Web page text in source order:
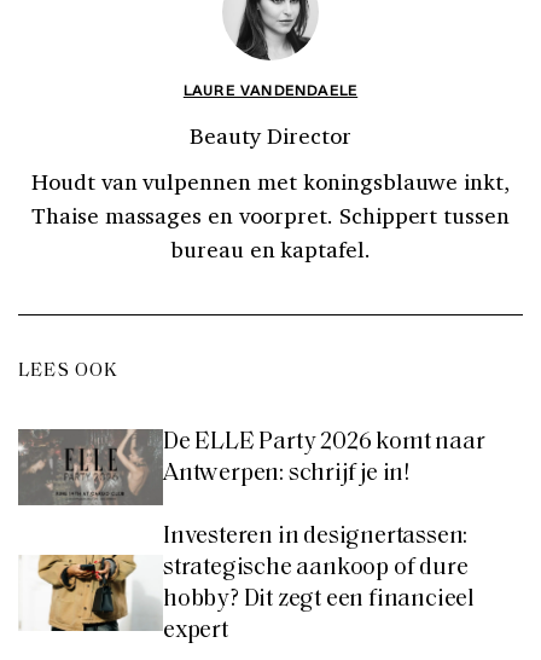
LAURE VANDENDAELE
Beauty Director
Houdt van vulpennen met koningsblauwe inkt,
Thaise massages en voorpret. Schippert tussen
bureau en kaptafel.
LEES OOK
De ELLE Party 2026 komt naar
Antwerpen: schrijf je in!
Investeren in designertassen:
strategische aankoop of dure
hobby? Dit zegt een financieel
expert